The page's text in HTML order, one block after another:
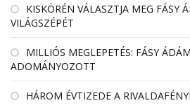
KISKÖRÉN VÁLASZTJA MEG FÁSY
VILÁGSZÉPÉT
MILLIÓS MEGLEPETÉS: FÁSY
ADOMÁNYOZOTT
HÁROM ÉVTIZEDE A